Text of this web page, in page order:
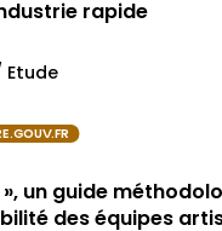
rapide
Etude
», un guide
des équipes